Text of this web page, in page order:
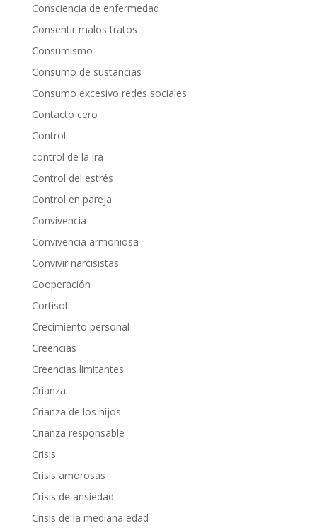
Consciencia de enfermedad
Consentir malos tratos
Consumismo
Consumo de sustancias
Consumo excesivo redes sociales
Contacto cero
Control
control de la ira
Control del estrés
Control en pareja
Convivencia
Convivencia armoniosa
Convivir narcisistas
Cooperación
Cortisol
Crecimiento personal
Creencias
Creencias limitantes
Crianza
Crianza de los hijos
Crianza responsable
Crisis
Crisis amorosas
Crisis de ansiedad
Crisis de la mediana edad